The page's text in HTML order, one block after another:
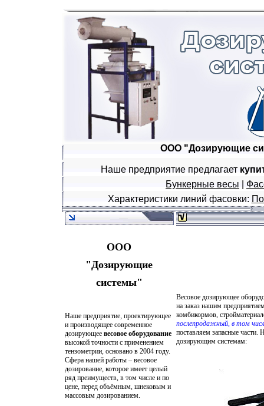
ООО "Дозирующие
Наше предприятие предлагает
Бункерные весы
Характеристики линий фасовки:
ООО
"Дозирующие
системы"
Наше предприятие, проектирующее
и производящее современное
дозирующее весовое оборудование
высокой точности с применением
тензометрии, основано в 2004 году.
Сфера нашей работы – весовое
дозирование, которое имеет целый
ряд преимуществ, в том числе и по
цене, перед объёмным, шнековым и
массовым дозированием.
Весовое дозирующее
на заказ нашим
комбикормов,
послепродажный, в том
поставляем запасные части.
дозирующим системам: